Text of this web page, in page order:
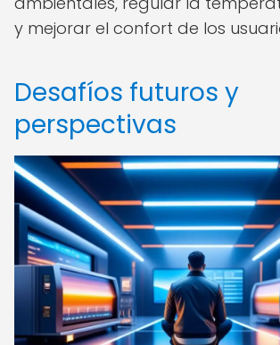
y mejorar el confort de los
Desafíos futuros y
perspectivas